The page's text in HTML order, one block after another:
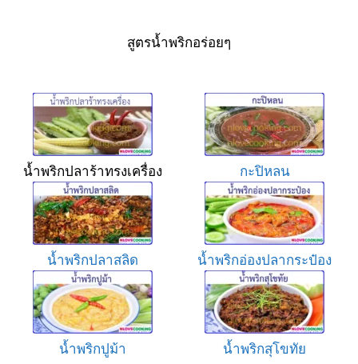
สูตรน้ำพริกอร่อยๆ
น้ำพริกปลาร้าทรงเครื่อง กะปิหลน
น้ำพริกปลาสลิด น้ำพริกอ่องปลากระป๋อง
น้ำพริกปูม้า น้ำพริกสุโขทัย